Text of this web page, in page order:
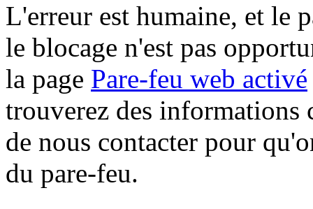
L'erreur est humaine, et le
le blocage n'est pas
la page Pare-feu web activé
trouverez des informations
de nous contacter pour
du pare-feu.